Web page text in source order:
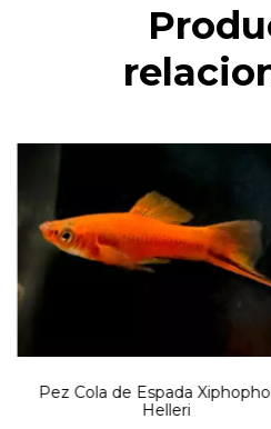
Pez Cola de Espada
Helleri